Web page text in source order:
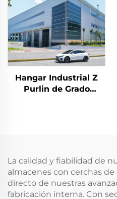
Acero
Hangar Industrial Z
Purlin de Grado
La calidad y fiabilidad de
almacenes con cerchas
directo de nuestras
fabricación interna. Con